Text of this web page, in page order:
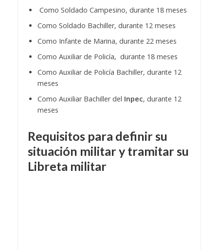
Como Soldado Campesino, durante 18 meses
Como Soldado Bachiller, durante 12 meses
Como Infante de Marina, durante 22 meses
Como Auxiliar de Policía, durante 18 meses
Como Auxiliar de Policía Bachiller, durante 12
meses
Como Auxiliar Bachiller del Inpec, durante 12
meses
Requisitos para definir su
situación militar y tramitar su
Libreta militar